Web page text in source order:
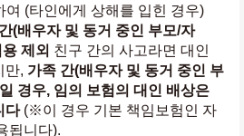
여 (타인에게 상해를 입힌 경우)
(배우자 및 동거 중인 부모/자
제외 친구 간의 사고라면 대인
만, 가족 간(배우자 및 동거 중인 부
경우, 임의 보험의 대인 배상은
다 (※이 경우 기본 책임보험인 자
됩니다).